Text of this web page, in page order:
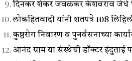
दिनकर शंकर जवळकर केशवराव जेधे
लोकहितवादी यांनी शतपत्रे 108
कुष्ठरोग निवारण व पुनर्वसनाच्या
आनंद ग्राम या संस्थेची डॉक्टर